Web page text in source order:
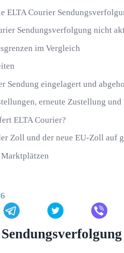
ELTA Courier
Sendungsverfolgung nicht
im Vergleich
Sendung eingelagert und
erneute Zustellung
ELTA Courier?
Zoll und der neue EU-Zoll auf